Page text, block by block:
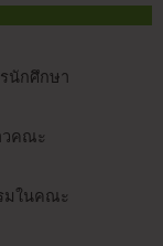
นักศึกษา
วคณะ
มในคณะ